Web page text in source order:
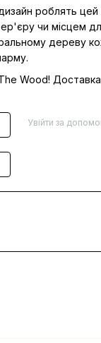
дизайн роблять
чи місцем
дереву
Wood!
Увійти за